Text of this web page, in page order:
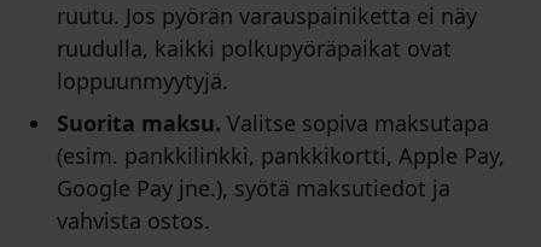
ruutu. Jos pyörän varauspainiketta ei näy
ruudulla, kaikki polkupyöräpaikat ovat
loppuunmyytyjä.
Suorita maksu. Valitse sopiva maksutapa
(esim. pankkilinkki, pankkikortti, Apple Pay,
Google Pay jne.), syötä maksutiedot ja
vahvista ostos.